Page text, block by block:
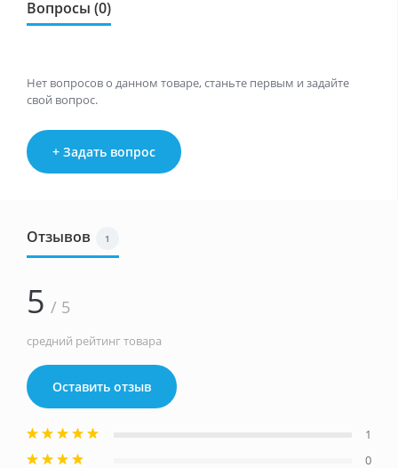
Вопросы (0)
Нет вопросов о данном товаре, станьте первым и задайте
свой вопрос.
+ Задать вопрос
Отзывов 1
5 / 5
средний рейтинг товара
Оставить отзыв
1
0